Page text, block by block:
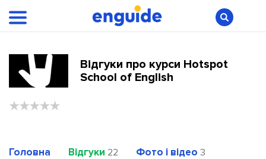
Відгуки про курси Hotspot
School of English
Головна Відгуки 22 Фото і відео 3